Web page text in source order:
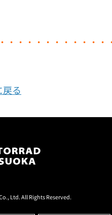
・・・・・・・・・・
る
Ltd. All Rights Reserved.